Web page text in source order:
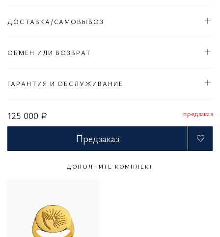
125 000 ₽ предзаказ
Предзаказ
ДОСТАВКА/САМОВЫВОЗ
ОБМЕН ИЛИ ВОЗВРАТ
ГАРАНТИЯ И ОБСЛУЖИВАНИЕ
ДОПОЛНИТЕ КОМПЛЕКТ